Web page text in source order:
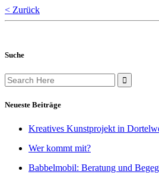
< Zurück
Suche
Search
for:
Neueste Beiträge
Kreatives Kunstprojekt in
Wer kommt mit?
Babbelmobil: Beratung und